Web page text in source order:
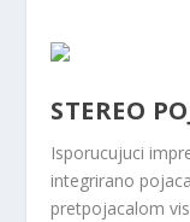
STEREO
Isporucujuci
integrirano
pretpojacalom